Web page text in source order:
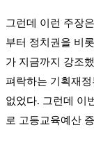
그런데 이런 주장
부터 정치권을 비
가 지금까지 강조
펴락하는 기획재
없었다. 그런데 이
로 고등교육예산